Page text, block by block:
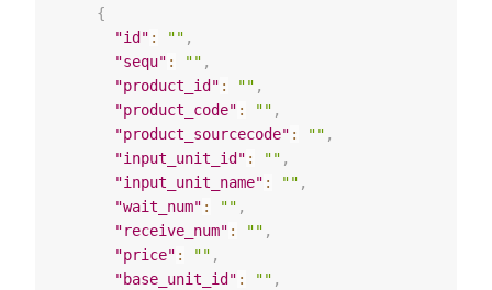
{
"id" : "" ,
"sequ" : "" ,
"product_id" : "" ,
"product_code" : "" ,
"product_sourcecode" : "" ,
"input_unit_id" : "" ,
"input_unit_name" : "" ,
"wait_num" : "" ,
"receive_num" : "" ,
"price" : "" ,
"base_unit_id" : "" ,